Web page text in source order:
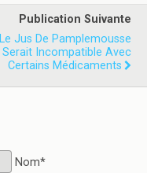
Publication Suivante
Le Jus De Pamplemousse
Serait Incompatible Avec
Certains Médicaments
Nom*